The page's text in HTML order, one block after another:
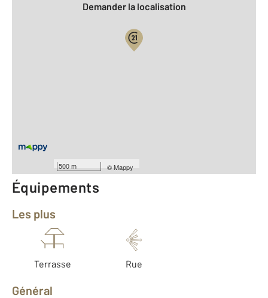
500 m ©Mappy
Demander la localisation
Type de construction : semi-Traditionnelle
Équipements
Les plus
Terrasse Rue
Général